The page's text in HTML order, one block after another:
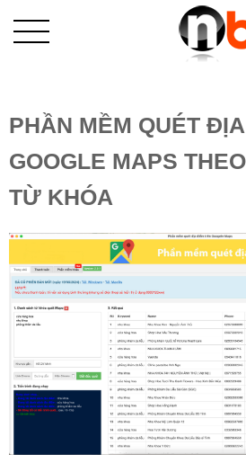
PHẦN MỀM QUÉT
GOOGLE MAPS
TỪ KHÓA